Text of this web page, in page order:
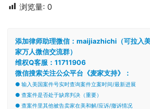
浏览量: 0
添加律师助理微信：maijiazhichi（可拉入
家万人微信交流群）
维权Q客服：11711906
微信搜索关注公众平台《麦家支持》：
● 输入美国案件号实时查询案件立案时间/最新进展
● 查案件是否处于缺席判决（重要）
● 查案件里其他被告卖家在美和解/应诉/撤诉情况